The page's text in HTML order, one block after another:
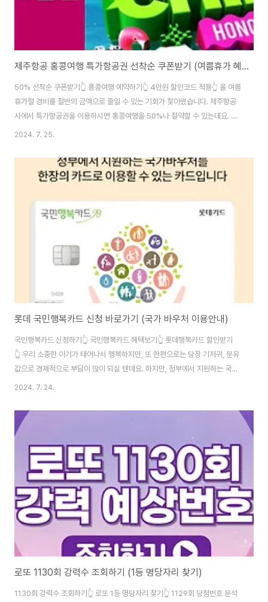
제주항공 홍콩여행 특가항공권 선착순 쿠폰받기 (여름휴가 혜택 총정리)
50% 선착순 쿠폰받기👆 홍콩여행 예약하기👆 4만원 할인코드 적용👆 올 여름
휴가철 경비를 절반의 금액으로 줄일 수 있는 기회가 찾아왔습니다. 제주항공
사에서 특가항공권을 이용하시면 홍콩여행을 50%나 절약할 수 있는데요. 단,
선착순으로 할인 프로모션 코드를 발급해드리고 있으니 위의 내용참고하셔서
수 있습니다. 무더운 여름, 할인도 받고 호텔숙박비 교통비 쇼핑지원까지 제대
로 받을 수 있는 절호의 찬스를 놓치지 마세요!
2024. 7. 25.
롯데 국민행복카드 신청 바로가기 (국가 바우처 이용안내)
국민행복카드 신청하기👆 국민행복카드 혜택보기👆 롯데행복카드 할인받기
👆 우리 소중한 아기가 태어나서 행복하지만, 또 한편으로는 당장 기저귀, 분유
값으로 경제적으로 부담이 많이 되실 텐데요. 하지만, 정부에서 지원하는 국가
바우처를 이용하시면 최대 260만 원까지 혜택을 받을 수 있습니다. 온라인몰
비, 문화비(영화, 롯데월드)까지 지원을 다 받아갈 수 있습니다. 인기 있는 정책
인 만큼 예산이 일찍 소진되면 못 받을 수 있으니 어서 서둘러주세요!
2024. 7. 24.
로또 1130회 강력수 조회하기 (1등 명당자리 찾기)
1130회 강력수 조회하기👆 로또 1등 명당자리 찾기👆 1129회 당첨번호 분석